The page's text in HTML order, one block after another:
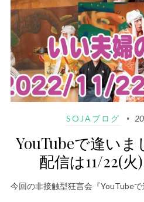
SOJAブログ
YouTubeで逢い
配信は11/22(火
今回の非接触型狂言会『YouTubeで